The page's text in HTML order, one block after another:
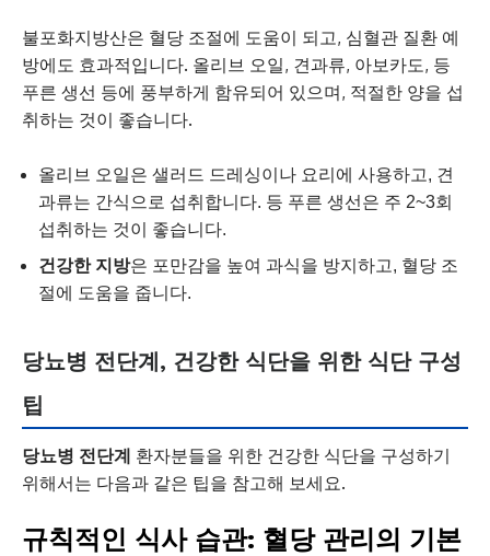
불포화지방산은 혈당 조절에 도움이 되고, 심혈관 질환 예
방에도 효과적입니다. 올리브 오일, 견과류, 아보카도, 등
푸른 생선 등에 풍부하게 함유되어 있으며, 적절한 양을 섭
취하는 것이 좋습니다.
올리브 오일은 샐러드 드레싱이나 요리에 사용하고, 견
과류는 간식으로 섭취합니다. 등 푸른 생선은 주 2~3회
섭취하는 것이 좋습니다.
건강한 지방은 포만감을 높여 과식을 방지하고, 혈당 조
절에 도움을 줍니다.
당뇨병 전단계, 건강한 식단을 위한 식단 구성
팁
당뇨병 전단계 환자분들을 위한 건강한 식단을 구성하기
위해서는 다음과 같은 팁을 참고해 보세요.
규칙적인 식사 습관: 혈당 관리의 기본